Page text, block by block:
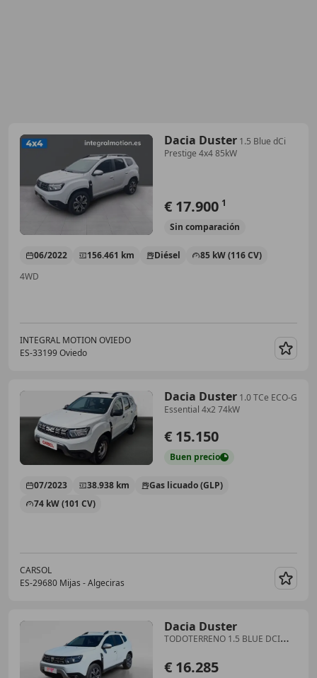
Dacia Duster 1.5 Blue dCi
Prestige 4x4 85kW
€ 17.900 1
Sin comparación
06/2022 156.461 km Diésel
85 kW (116 CV)
4WD
INTEGRAL MOTION OVIEDO
ES-33199 Oviedo
Dacia Duster 1.0 TCe ECO-G
Essential 4x2 74kW
€ 15.150
Buen precio
07/2023 38.938 km
Gas licuado (GLP)
74 kW (101 CV)
CARSOL
ES-29680 Mijas - Algeciras
Dacia Duster
TODOTERRENO 1.5 BLUE DCI
€ 16.285